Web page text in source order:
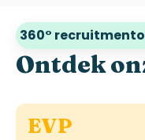
360°
Ontdek
EVP